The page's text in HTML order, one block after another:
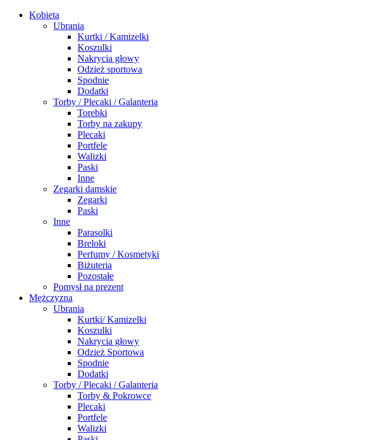
Kobieta
Ubrania
Kurtki / Kamizelki
Koszulki
Nakrycia głowy
Odzież sportowa
Spodnie
Dodatki
Torby / Plecaki / Galanteria
Torebki
Torby na zakupy
Plecaki
Portfele
Walizki
Paski
Inne
Zegarki damskie
Zegarki
Paski
Inne
Parasolki
Breloki
Perfumy / Kosmetyki
Biżuteria
Pozostałe
Pomysł na prezent
Mężczyzna
Ubrania
Kurtki/ Kamizelki
Koszulki
Nakrycia głowy
Odzież Sportowa
Spodnie
Dodatki
Torby / Plecaki / Galanteria
Torby & Pokrowce
Plecaki
Portfele
Walizki